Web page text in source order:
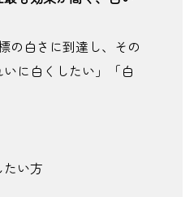
の白さに到達し、その
に白くしたい」「白
い方